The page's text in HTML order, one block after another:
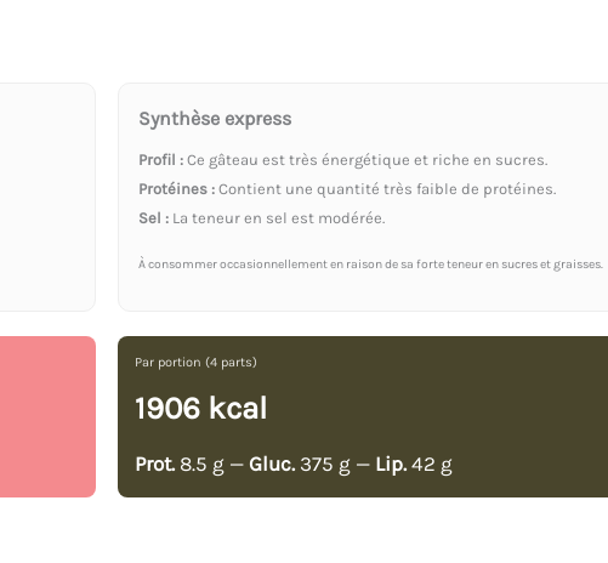
Synthèse express
Profil : Ce gâteau est très énergétique et riche en sucres.
Protéines : Contient une quantité très faible de protéines.
Sel : La teneur en sel est modérée.
À consommer occasionnellement en raison de sa forte teneur en sucres et graisses.
Par portion (4 parts)
1906 kcal
Prot. 8.5 g —Gluc. 375 g — Lip. 42 g